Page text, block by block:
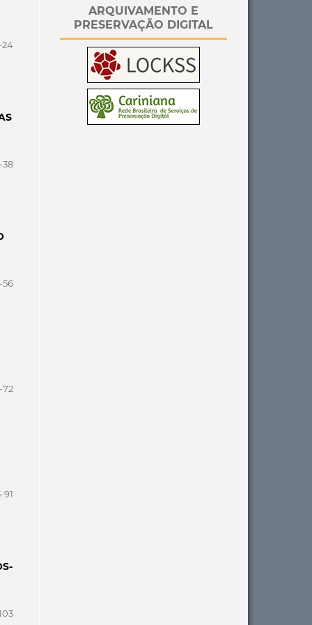
24
38
56
72
91
ARQUIVAMENTO E
PRESERVAÇÃO DIGITAL